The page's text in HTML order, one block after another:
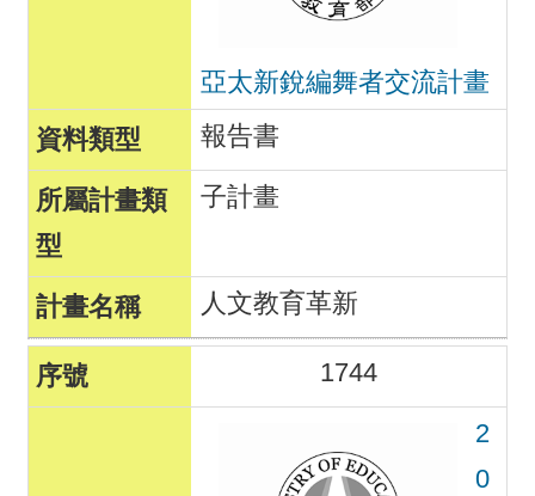
亞太新銳編舞者交流計畫
報告書
子計畫
人文教育革新
1744
2
0